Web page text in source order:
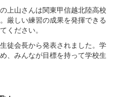
上山さんは関東甲信越北陸高校
厳しい練習の成果を発揮できる
ください。
徒会長から発表されました。学
、みんなが目標を持って学校生